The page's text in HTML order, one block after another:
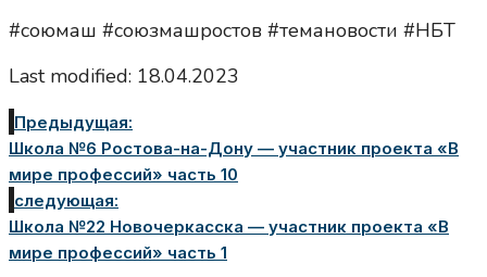
#союмаш #союзмашростов #темановости #НБТ
Last modified: 18.04.2023
Предыдущая:
Школа №6 Ростова-на-Дону — участник проекта «В
мире профессий» часть 10
следующая:
Школа №22 Новочеркасска — участник проекта «В
мире профессий» часть 1